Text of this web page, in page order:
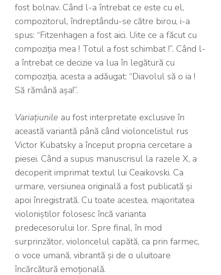
fost bolnav. Când l-a întrebat ce este cu el,
compozitorul, îndreptându-se către birou, i-a
spus: “Fitzenhagen a fost aici. Uite ce a făcut cu
compoziția mea ! Totul a fost schimbat !”. Când l-
a întrebat ce decizie va lua în legătură cu
compoziția, acesta a adăugat: “Diavolul să o ia !
Să rămână așa!”.
Variațiunile au fost interpretate exclusive în
această variantă până când violoncelistul rus
Victor Kubatsky a început propria cercetare a
piesei. Când a supus manuscrisul la razele X, a
decoperit imprimat textul lui Ceaikovski. Ca
urmare, versiunea originală a fost publicată și
apoi înregistrată. Cu toate acestea, majoritatea
violoniștilor folosesc încă varianta
predecesorului lor. Spre final, în mod
surprinzător, violoncelul capătă, ca prin farmec,
o voce umană, vibrantă și de o uluitoare
încărcătură emoțională.